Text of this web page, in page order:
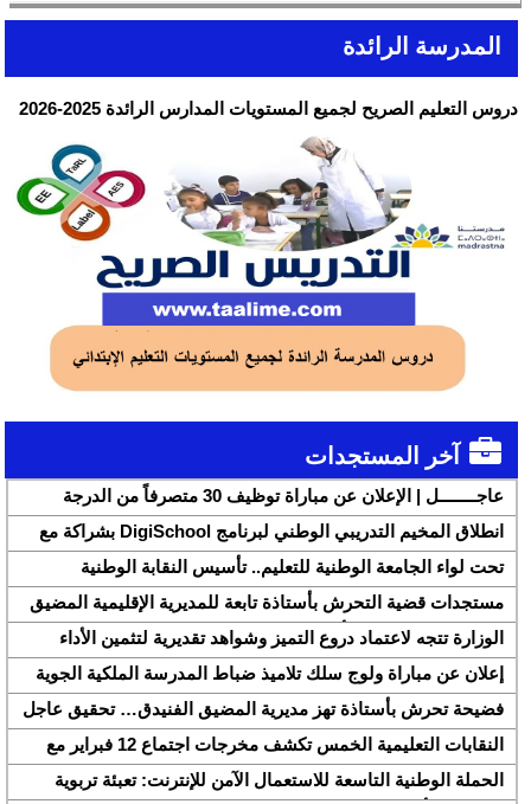
المدرسة الرائدة
دروس التعليم الصريح لجميع المستويات المدارس الرائدة 2025-2026
آخر المستجدات
عاجــــــــل | الإعلان عن مباراة توظيف 30 متصرفاً من الدرجة
الثانية بقطاع الشباب
انطلاق المخيم التدريبي الوطني لبرنامج DigiSchool بشراكة مع
شركة هواوي المغرب
تحت لواء الجامعة الوطنية للتعليم.. تأسيس النقابة الوطنية
للمتصرفين والمتصرفات بقطاع التربية الوطنية SNASE وانتخاب
مكتبها الوطني
مستجدات قضية التحرش بأستاذة تابعة للمديرية الإقليمية المضيق
الفنيدق ولجنة تابعة للأكاديمية الجهوية للتربية والتكوين بجهة طنجة
تطوان الحسيمة، تحل بذات المديرية الإقليمية
الوزارة تتجه لاعتماد دروع التميز وشواهد تقديرية لتثمين الأداء
التربوي بمؤسسات الريادة
إعلان عن مباراة ولوج سلك تلاميذ ضباط المدرسة الملكية الجوية
لسنة 2026
فضيحة تحرش بأستاذة تهز مديرية المضيق الفنيدق… تحقيق عاجل
ولجنة تفتيش على الخط
النقابات التعليمية الخمس تكشف مخرجات اجتماع 12 فبراير مع
وزارة التربية والتعليم وتطالب بتسريع تنزيل الالتزامات
الحملة الوطنية التاسعة للاستعمال الآمن للإنترنت: تعبئة تربوية